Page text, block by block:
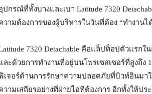
ปกรณ์ที่ทั้งบางและเบา Latitude 7320
วามต้องการของผู้บริหารในวันที่ต้อง “ทำงาน
7320 Detachable คือแล็ปท็อปตัวแรก
ละด้วยการทำงานที่อยู่บนโพรเซสเซอร์ที่สูงถึง
เจอร์ด้านการรักษาความปลอดภัยที่บิวท์อินมา
วามเสถียรอย่างที่ฝ่ายไอทีต้องการ อีกทั้งให้ป